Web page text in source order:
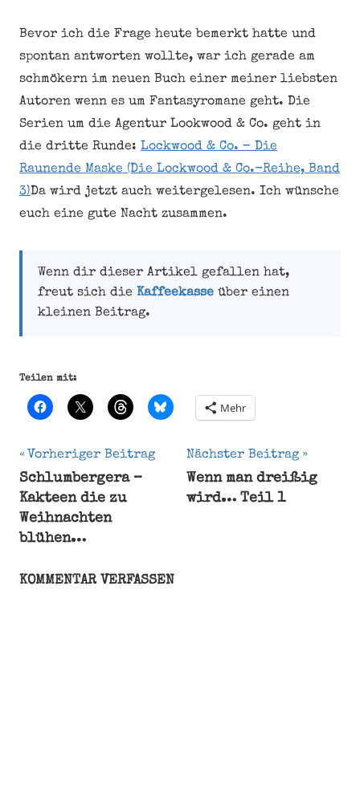
Bevor ich die Frage heute bemerkt hatte und
spontan antworten wollte, war ich gerade am
schmökern im neuen Buch einer meiner liebsten
Autoren wenn es um Fantasyromane geht. Die
Serien um die Agentur Lookwood & Co. geht in
die dritte Runde: Lockwood & Co. – Die
Raunende Maske (Die Lockwood & Co.-Reihe, Band
3)Da wird jetzt auch weitergelesen. Ich wünsche
euch eine gute Nacht zusammen.
Wenn dir dieser Artikel gefallen hat,
freut sich die Kaffeekasseüber einen
kleinen Beitrag.
Teilen mit:
Mehr
Beitragsnavigation
Vorheriger Beitrag
Schlumbergera –
Kakteen die zu
Weihnachten
blühen…
Nächster Beitrag
Wenn man dreißig
wird… Teil 1
KOMMENTAR VERFASSEN